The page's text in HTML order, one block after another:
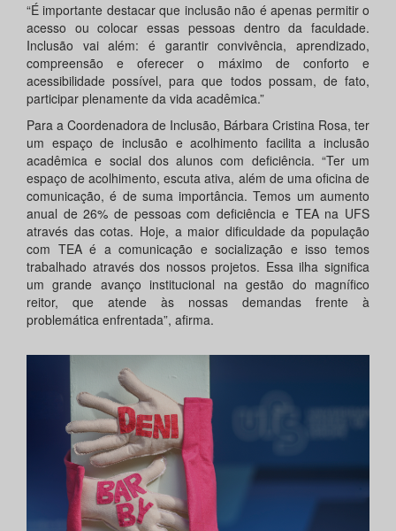
“É importante destacar que inclusão não é apenas permitir o
acesso ou colocar essas pessoas dentro da faculdade.
Inclusão vai além: é garantir convivência, aprendizado,
compreensão e oferecer o máximo de conforto e
acessibilidade possível, para que todos possam, de fato,
participar plenamente da vida acadêmica.”
Para a Coordenadora de Inclusão, Bárbara Cristina Rosa, ter
um espaço de inclusão e acolhimento facilita a inclusão
acadêmica e social dos alunos com deficiência. “Ter um
espaço de acolhimento, escuta ativa, além de uma oficina de
comunicação, é de suma importância. Temos um aumento
anual de 26% de pessoas com deficiência e TEA na UFS
através das cotas. Hoje, a maior dificuldade da população
com TEA é a comunicação e socialização e isso temos
trabalhado através dos nossos projetos. Essa ilha significa
um grande avanço institucional na gestão do magnífico
reitor, que atende às nossas demandas frente à
problemática enfrentada”, afirma.